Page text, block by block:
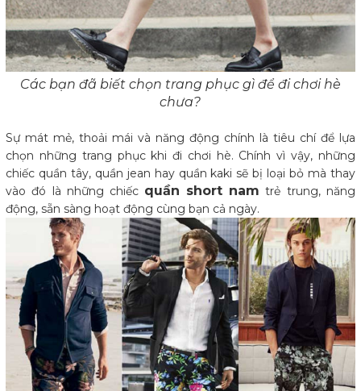
Các bạn đã biết chọn trang phục gì để đi chơi hè
chưa?
Sự mát mẻ, thoải mái và năng động chính là tiêu chí để lựa
chọn những trang phục khi đi chơi hè. Chính vì vậy, những
chiếc quần tây, quần jean hay quần kaki sẽ bị loại bỏ mà thay
vào đó là những chiếc quần short nam trẻ trung, năng
động, sẵn sàng hoạt động cùng bạn cả ngày.